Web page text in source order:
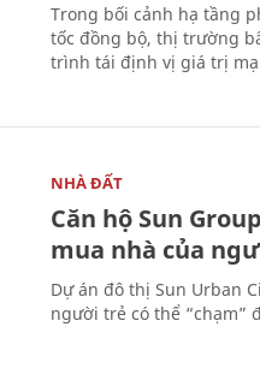
Trong bối cảnh hạ tầng
tốc đồng bộ, thị trường
trình tái định vị giá trị
NHÀ ĐẤT
Căn hộ Sun
mua nhà của
Dự án đô thị Sun Urban
người trẻ có thể “chạm”